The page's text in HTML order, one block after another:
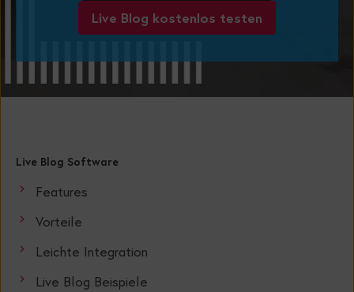
Live Blog kostenlos testen
Live Blog Software
Features
Vorteile
Leichte Integration
Live Blog Beispiele